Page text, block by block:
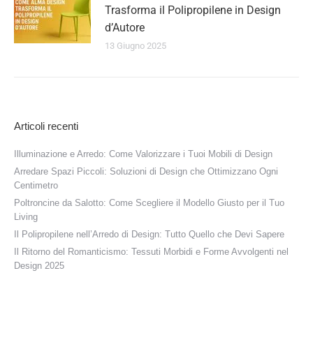
Trasforma il Polipropilene in Design
d’Autore
13 Giugno 2025
Articoli recenti
Illuminazione e Arredo: Come Valorizzare i Tuoi Mobili di Design
Arredare Spazi Piccoli: Soluzioni di Design che Ottimizzano Ogni
Centimetro
Poltroncine da Salotto: Come Scegliere il Modello Giusto per il Tuo
Living
Il Polipropilene nell’Arredo di Design: Tutto Quello che Devi Sapere
Il Ritorno del Romanticismo: Tessuti Morbidi e Forme Avvolgenti nel
Design 2025